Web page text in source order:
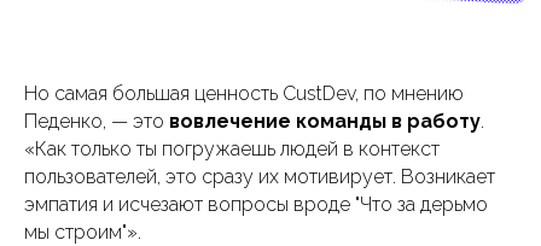
Но самая большая ценность CustDev, по мнению
Педенко, — это вовлечение команды в работу.
«Как только ты погружаешь людей в контекст
пользователей, это сразу их мотивирует. Возникает
эмпатия и исчезают вопросы вроде "Что за дерьмо
мы строим"».